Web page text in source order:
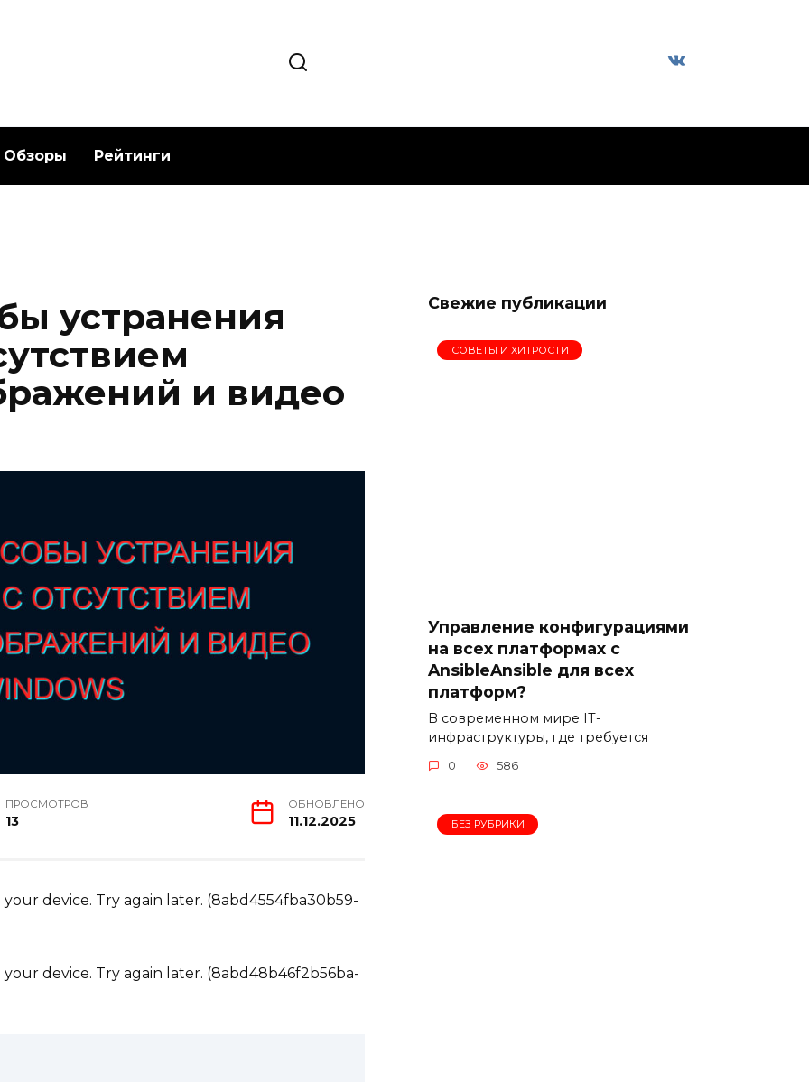
Обзоры Рейтинги
устранения
и видео
ПРОСМОТРОВ
13
ОБНОВЛЕНО
11.12.2025
device. Try again later. (8abd4554fba30b59-
device. Try again later. (8abd48b46f2b56ba-
Свежие публикации
СОВЕТЫ И ХИТРОСТИ
Управление конфигурациями
на всех платформах с
AnsibleAnsible для всех
платформ?
В современном мире IT-
инфраструктуры, где требуется
0 586
БЕЗ РУБРИКИ